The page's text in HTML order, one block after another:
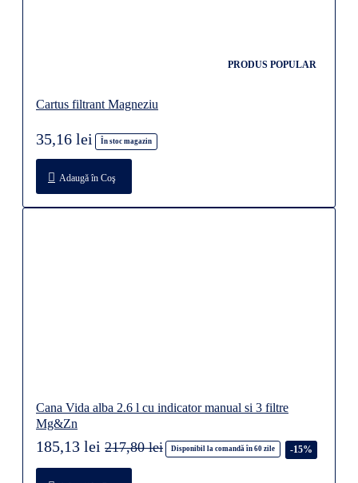
PRODUS POPULAR
Cartus filtrant Magneziu
În stoc magazin
35,16 lei
Adaugă în Coş
Cana Vida alba 2.6 l cu indicator manual si 3 filtre
Mg&Zn
Disponibil la comandă în 60 zile -15%
185,13 lei 217,80 lei